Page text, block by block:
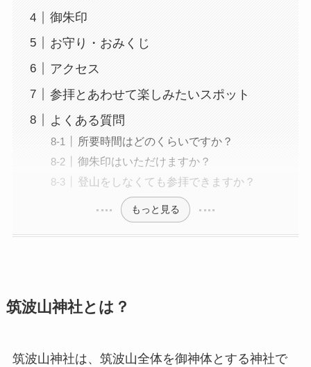
御朱印
お守り・おみくじ
アクセス
参拝とあわせて楽しみたいスポット
よくある質問
所要時間はどのくらいですか？
御朱印はいただけますか？
登山をしなくても参拝できますか？
もっと見る
筑波山神社とは？
筑波山神社は、筑波山全体を御神体とする神社で